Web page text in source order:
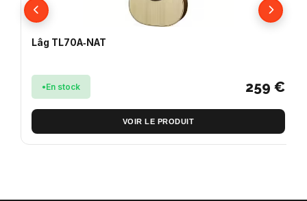
Lâg TL70A‑NAT
En stock 259 €
VOIR LE PRODUIT